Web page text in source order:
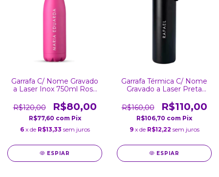
Garrafa C/ Nome Gravado
a Laser Inox 750ml Rosa
R$120,00
R$80,00
R$77,60 com Pix
6 x de R$13,33 sem juros
ESPIAR
Garrafa Térmica C/ Nome
Gravado a Laser Preta
800Ml
R$160,00 R$110,00
R$106,70 com Pix
9 x de R$12,22 sem juros
ESPIAR